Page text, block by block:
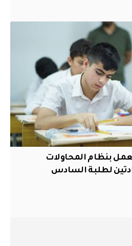
بنظام المحاولات
لطلبة السادس